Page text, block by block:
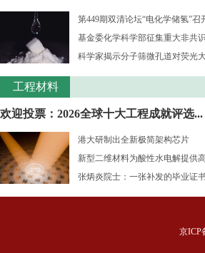
第449期双清论坛“电化学储氢”召
基金委化学科学部征集重大非共
科学家揭示分子筛微孔道对荧光
工程材料
欢迎投票：2026全球十大工程成就评选...
港大研制出全新极简架构芯片
新型二维材料为酸性水电解提供
张炳炎院士：一张补发的毕业证
京ICP